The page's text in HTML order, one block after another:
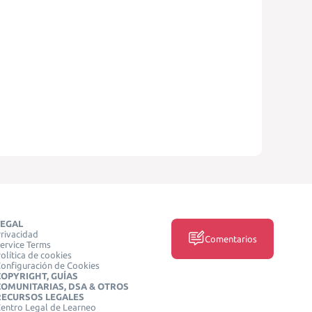
Terms
de cookies
de Cookies
GUÍAS
DSA & OTROS
LEGALES
Legal de Learneo
Comentarios